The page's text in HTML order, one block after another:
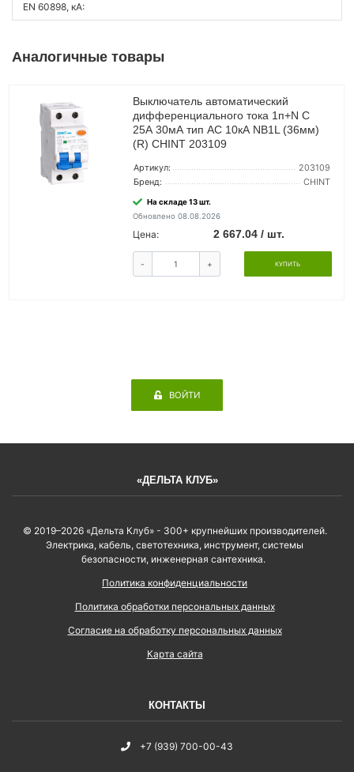
EN 60898, кА:
Аналогичные товары
Выключатель автоматический
дифференциального тока 1п+N C
25А 30мА тип AC 10кА NB1L (36мм)
(R) CHINT 203109
Артикул:
203109
Бренд:
CHINT
На складе 13 шт.
Обновлено 08.08.2026
Цена: 2 667.04 / шт.
- + КУПИТЬ
ВОЙТИ
«ДЕЛЬТА КЛУБ»
© 2019–2026 «Дельта Клуб» - 300+ крупнейших производителей.
Электрика, кабель, светотехника, инструмент, системы
безопасности, инженерная сантехника.
Политика конфиденциальности
Политика обработки персональных данных
Согласие на обработку персональных данных
Карта сайта
КОНТАКТЫ
+7 (939) 700-00-43